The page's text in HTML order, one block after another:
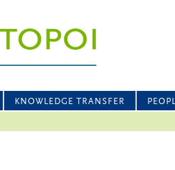
KNOWLEDGE TRANSFER